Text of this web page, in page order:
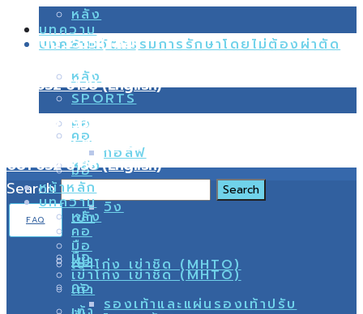
8 นวัตกรรมการรักษาโดยไม่ต้องผ่าตัด
SPORTS
กอล์ฟ
วิ่ง
ผม
หลัง
คอ
มือ
บทความ
หลัง
คอ
บทความ
หลัง
คอ
มือ
เข่า
เข่าโก่ง เข่าชิด (MHTO)
02 000 3535 (Thai)
081 632 6138 (English)
Search
02 000 3535 (Thai)
099 216 0216 (Thai)
081 632 6138 (English)
FAQ
หน้าหลัก
บทความ
หลัง
คอ
มือ
เข่า
เข่าโก่ง เข่าชิด (MHTO)
เท้า
รองเท้าและแผ่นรองเท้าปรับ